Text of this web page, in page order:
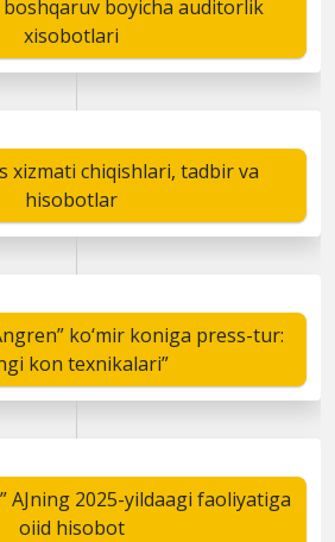
boyicha auditorlik
xisobotlari
xizmati chiqishlari, tadbir va
hisobotlar
kon texnikalari”
AJning 2025-yildaagi faoliyatiga
oiid hisobot